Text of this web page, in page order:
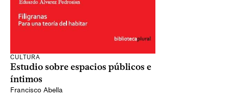
CULTURA
Estudio sobre espacios públicos e
íntimos
Francisco Abella